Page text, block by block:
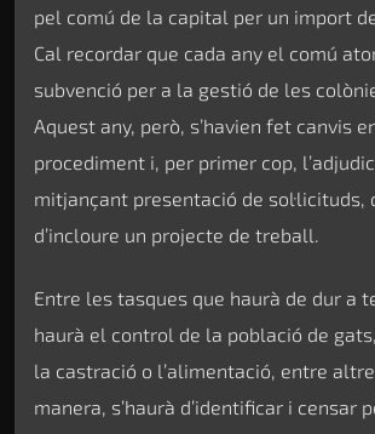
pel comú de la capital per un import
Cal recordar que cada any el comú
subvenció per a la gestió de les
Aquest any, però, s’havien fet canvis
procediment i, per primer cop,
mitjançant presentació de sol·licituds,
d’incloure un projecte de treball.
Entre les tasques que haurà de dur a
haurà el control de la població de
la castració o l’alimentació, entre
manera, s’haurà d’identificar i censar